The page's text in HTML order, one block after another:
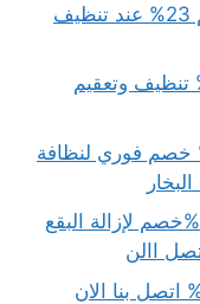
شركة تنظيف فرشات بالخرج بـخصم 23% عند تنظيف
تنظيف مكاتب بالرياض بـ34% تنظيف وتعقيم
تنظيف بالبخار بالرياض بـ45% خصم فوري لنظافة
شركة تنظيف الجدران بالرياض بـ40%خصم لإزالة البقع
تنظيف شبابيك بالرياض بـ 45% اتصل بنا الان